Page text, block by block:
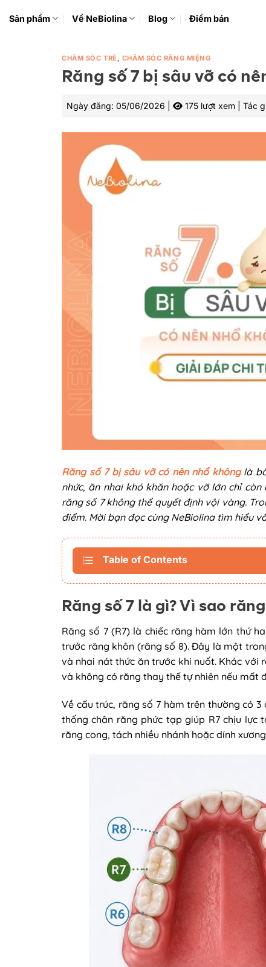
quaSản phẩm Về NeBiolina Blog Điểm bán
CHĂM SÓC TRẺ, CHĂM SÓC RĂNG MIỆNG
Răng số 7 bị sâu vỡ có
Ngày đăng: 05/06/2026 175 lượt xem Tác
Răng số 7 bị sâu vỡ có nên nhổ khônglà
nhức, ăn nhai khó khăn hoặc vỡ lớn chỉ
răng số 7 không thể quyết định vội vàng.
điểm. Mời bạn đọc cùng NeBiolina tìm hiểu
Table of Contents
Răng số 7 là gì? Vì sao
Răng số 7 (R7) là chiếc răng hàm lớn thứ
trước răng khôn (răng số 8). Đây là một
và nhai nát thức ăn trước khi nuốt. Khác với
và không có răng thay thế tự nhiên nếu mất
Về cấu trúc, răng số 7 hàm trên thường có
thống chân răng phức tạp giúp R7 chịu lực
răng cong, tách nhiều nhánh hoặc dính